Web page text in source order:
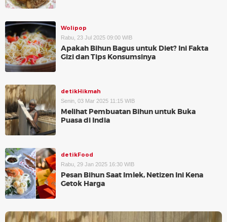
Wolipop
Rabu, 23 Jul 2025 09:00 WIB
Apakah Bihun Bagus untuk Diet? Ini Fakta
Gizi dan Tips Konsumsinya
detikHikmah
Senin, 03 Mar 2025 11:15 WIB
Melihat Pembuatan Bihun untuk Buka
Puasa di India
detikFood
Rabu, 29 Jan 2025 16:30 WIB
Pesan Bihun Saat Imlek, Netizen Ini Kena
Getok Harga